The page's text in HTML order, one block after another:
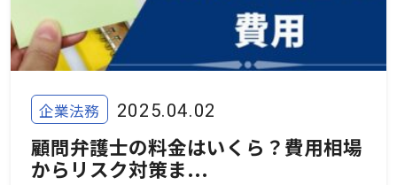
企業法務 2025.04.02
顧問弁護士の料金はいくら？費用相場
からリスク対策ま...